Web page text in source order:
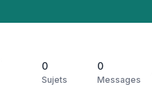
0
Sujets
0
Messages